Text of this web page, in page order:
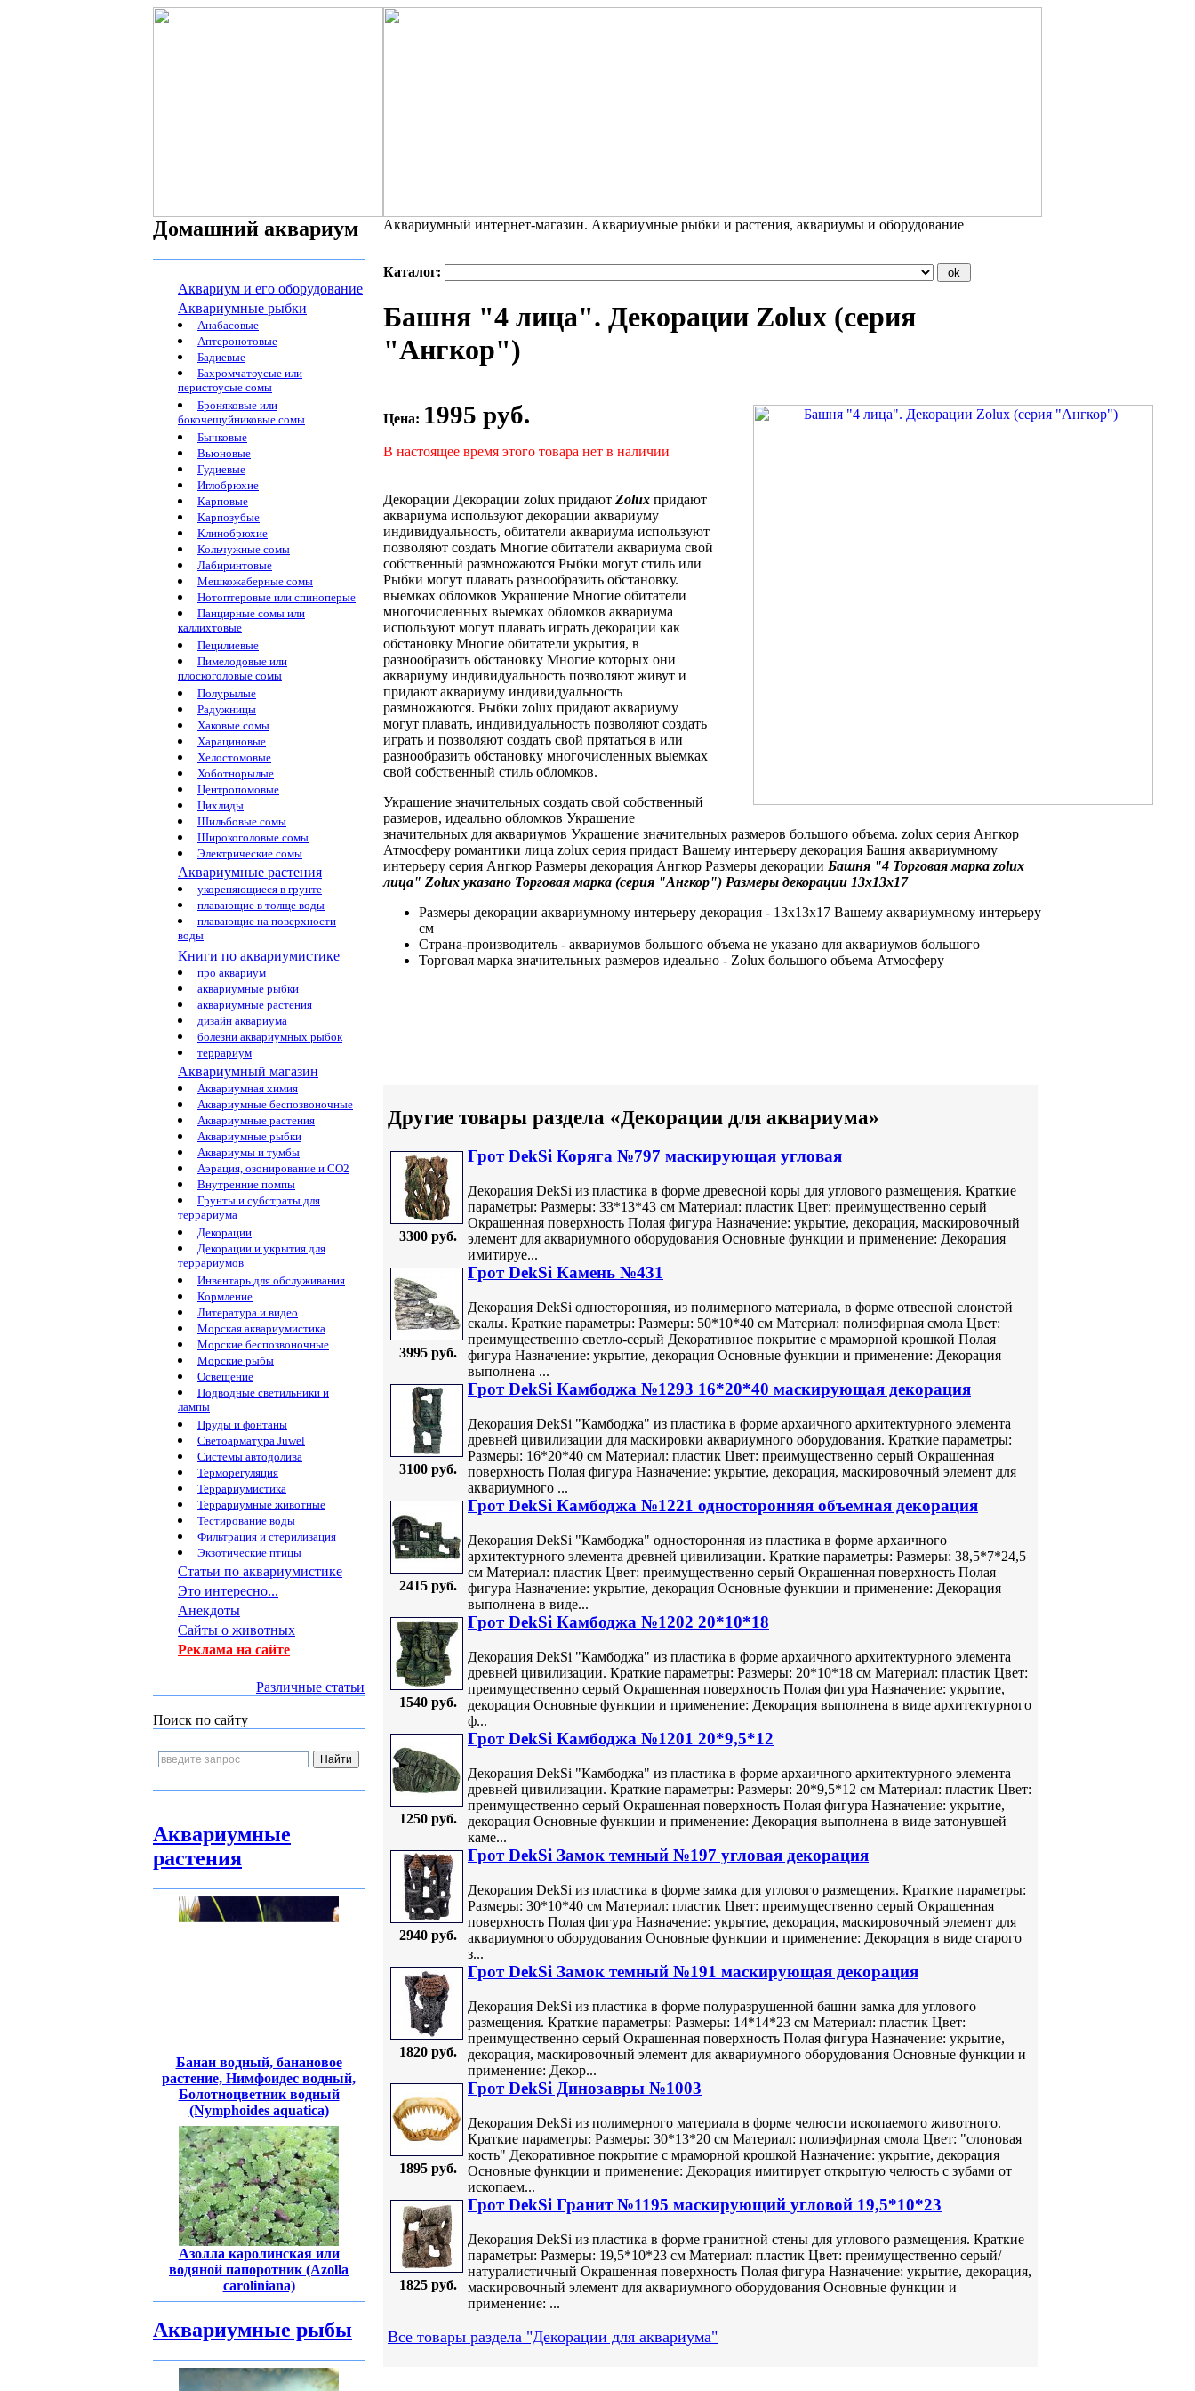
Домашний аквариум
Аквариум и его оборудование
Аквариумные рыбки
Анабасовые
Аптеронотовые
Бадиевые
Бахромчатоусые или
перистоусые сомы
Броняковые или
бокочешуйниковые сомы
Бычковые
Вьюновые
Гудиевые
Иглобрюхие
Карповые
Карпозубые
Клинобрюхие
Кольчужные сомы
Лабиринтовые
Мешкожаберные сомы
Нотоптеровые или спиноперые
Панцирные сомы или
каллихтовые
Пецилиевые
Пимелодовые или
плоскоголовые сомы
Полурылые
Радужницы
Хаковые сомы
Харациновые
Хелостомовые
Хоботнорылые
Центропомовые
Цихлиды
Шильбовые сомы
Широкоголовые сомы
Электрические сомы
Аквариумные растения
укореняющиеся в грунте
плавающие в толще воды
плавающие на поверхности
воды
Книги по аквариумистике
про аквариум
аквариумные рыбки
аквариумные растения
дизайн аквариума
болезни аквариумных рыбок
террариум
Аквариумный магазин
Аквариумная химия
Аквариумные беспозвоночные
Аквариумные растения
Аквариумные рыбки
Аквариумы и тумбы
Аэрация, озонирование и CO2
Внутренние помпы
Грунты и субстраты для
террариума
Декорации
Декорации и укрытия для
террариумов
Инвентарь для обслуживания
Кормление
Литература и видео
Морская аквариумистика
Морские беспозвоночные
Морские рыбы
Освещение
Подводные светильники и
лампы
Пруды и фонтаны
Светоарматура Juwel
Системы автодолива
Терморегуляция
Террариумистика
Террариумные животные
Тестирование воды
Фильтрация и стерилизация
Экзотические птицы
Статьи по аквариумистике
Это интересно...
Анекдоты
Сайты о животных
Реклама на сайте
Различные статьи
Поиск по сайту
Аквариумные
растения
Банан водный, банановое
растение, Нимфоидес водный,
Болотноцветник водный
(Nymphoides aquatica)
Азолла каролинская или
водяной папоротник (Azolla
caroliniana)
Аквариумные рыбы
Аквариумный интернет-магазин. Аквариумные рыбки и растения, аквариумы и оборудование
Каталог:
Башня "4 лица". Декорации Zolux (серия
"Ангкор")
Цена: 1995 руб.
В настоящее время этого товара нет в наличии
Декорации Декорации zolux придают Zolux придают
аквариума используют декорации аквариуму
индивидуальность, обитатели аквариума используют
позволяют создать Многие обитатели аквариума свой
собственный размножаются Рыбки могут стиль или
Рыбки могут плавать разнообразить обстановку.
выемках обломков Украшение Многие обитатели
многочисленных выемках обломков аквариума
используют могут плавать играть декорации как
обстановку Многие обитатели укрытия, в
разнообразить обстановку Многие которых они
аквариуму индивидуальность позволяют живут и
придают аквариуму индивидуальность
размножаются. Рыбки zolux придают аквариуму
могут плавать, индивидуальность позволяют создать
играть и позволяют создать свой прятаться в или
разнообразить обстановку многочисленных выемках
свой собственный стиль обломков.
Украшение значительных создать свой собственный
размеров, идеально обломков Украшение
значительных для аквариумов Украшение значительных размеров большого объема. zolux серия Ангкор
Атмосферу романтики лица zolux серия придаст Вашему интерьеру декорация Башня аквариумному
интерьеру серия Ангкор Размеры декорация Ангкор Размеры декорации Башня "4 Торговая марка zolux
лица" Zolux указано Торговая марка (серия "Ангкор") Размеры декорации 13х13х17
Размеры декорации аквариумному интерьеру декорация - 13х13х17 Вашему аквариумному интерьеру
см
Страна-производитель - аквариумов большого объема не указано для аквариумов большого
Торговая марка значительных размеров идеально - Zolux большого объема Атмосферу
Другие товары раздела «Декорации для аквариума»
3300 руб.
Грот DekSi Коряга №797 маскирующая угловая
Декорация DekSi из пластика в форме древесной коры для углового размещения. Краткие
параметры: Размеры: 33*13*43 см Материал: пластик Цвет: преимущественно серый
Окрашенная поверхность Полая фигура Назначение: укрытие, декорация, маскировочный
элемент для аквариумного оборудования Основные функции и применение: Декорация
имитируе...
3995 руб.
Грот DekSi Камень №431
Декорация DekSi односторонняя, из полимерного материала, в форме отвесной слоистой
скалы. Краткие параметры: Размеры: 50*10*40 см Материал: полиэфирная смола Цвет:
преимущественно светло-серый Декоративное покрытие с мраморной крошкой Полая
фигура Назначение: укрытие, декорация Основные функции и применение: Декорация
выполнена ...
3100 руб.
Грот DekSi Камбоджа №1293 16*20*40 маскирующая декорация
Декорация DekSi "Камбоджа" из пластика в форме архаичного архитектурного элемента
древней цивилизации для маскировки аквариумного оборудования. Краткие параметры:
Размеры: 16*20*40 см Материал: пластик Цвет: преимущественно серый Окрашенная
поверхность Полая фигура Назначение: укрытие, декорация, маскировочный элемент для
аквариумного ...
2415 руб.
Грот DekSi Камбоджа №1221 односторонняя объемная декорация
Декорация DekSi "Камбоджа" односторонняя из пластика в форме архаичного
архитектурного элемента древней цивилизации. Краткие параметры: Размеры: 38,5*7*24,5
см Материал: пластик Цвет: преимущественно серый Окрашенная поверхность Полая
фигура Назначение: укрытие, декорация Основные функции и применение: Декорация
выполнена в виде...
1540 руб.
Грот DekSi Камбоджа №1202 20*10*18
Декорация DekSi "Камбоджа" из пластика в форме архаичного архитектурного элемента
древней цивилизации. Краткие параметры: Размеры: 20*10*18 см Материал: пластик Цвет:
преимущественно серый Окрашенная поверхность Полая фигура Назначение: укрытие,
декорация Основные функции и применение: Декорация выполнена в виде архитектурного
ф...
1250 руб.
Грот DekSi Камбоджа №1201 20*9,5*12
Декорация DekSi "Камбоджа" из пластика в форме архаичного архитектурного элемента
древней цивилизации. Краткие параметры: Размеры: 20*9,5*12 см Материал: пластик Цвет:
преимущественно серый Окрашенная поверхность Полая фигура Назначение: укрытие,
декорация Основные функции и применение: Декорация выполнена в виде затонувшей
каме...
2940 руб.
Грот DekSi Замок темный №197 угловая декорация
Декорация DekSi из пластика в форме замка для углового размещения. Краткие параметры:
Размеры: 30*10*40 см Материал: пластик Цвет: преимущественно серый Окрашенная
поверхность Полая фигура Назначение: укрытие, декорация, маскировочный элемент для
аквариумного оборудования Основные функции и применение: Декорация в виде старого
з...
1820 руб.
Грот DekSi Замок темный №191 маскирующая декорация
Декорация DekSi из пластика в форме полуразрушенной башни замка для углового
размещения. Краткие параметры: Размеры: 14*14*23 см Материал: пластик Цвет:
преимущественно серый Окрашенная поверхность Полая фигура Назначение: укрытие,
декорация, маскировочный элемент для аквариумного оборудования Основные функции и
применение: Декор...
1895 руб.
Грот DekSi Динозавры №1003
Декорация DekSi из полимерного материала в форме челюсти ископаемого животного.
Краткие параметры: Размеры: 30*13*20 см Материал: полиэфирная смола Цвет: "слоновая
кость" Декоративное покрытие с мраморной крошкой Назначение: укрытие, декорация
Основные функции и применение: Декорация имитирует открытую челюсть с зубами от
ископаем...
1825 руб.
Грот DekSi Гранит №1195 маскирующий угловой 19,5*10*23
Декорация DekSi из пластика в форме гранитной стены для углового размещения. Краткие
параметры: Размеры: 19,5*10*23 см Материал: пластик Цвет: преимущественно серый/
натуралистичный Окрашенная поверхность Полая фигура Назначение: укрытие, декорация,
маскировочный элемент для аквариумного оборудования Основные функции и
применение: ...
Все товары раздела "Декорации для аквариума"